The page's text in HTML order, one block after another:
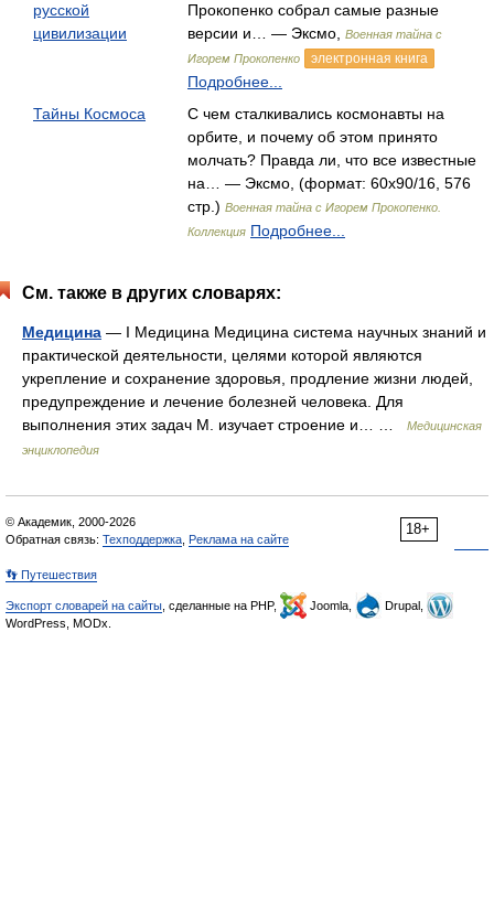
русской
цивилизации
Прокопенко собрал самые разные
версии и… — Эксмо,
Военная тайна с
Игорем Прокопенко
электронная книга
Подробнее...
Тайны Космоса
С чем сталкивались космонавты на
орбите, и почему об этом принято
молчать? Правда ли, что все известные
на… — Эксмо, (формат: 60x90/16, 576
стр.) Военная тайна с Игорем Прокопенко.
Коллекция Подробнее...
См. также в других словарях:
Медицина — I Медицина Медицина система научных знаний и
практической деятельности, целями которой являются
укрепление и сохранение здоровья, продление жизни людей,
предупреждение и лечение болезней человека. Для
выполнения этих задач М. изучает строение и… …
Медицинская
энциклопедия
18+
© Академик, 2000-2026
Обратная связь: Техподдержка Реклама на сайте
👣 Путешествия
Экспорт словарей на сайты , сделанные на PHP, Joomla,
Drupal,
WordPress, MODx.